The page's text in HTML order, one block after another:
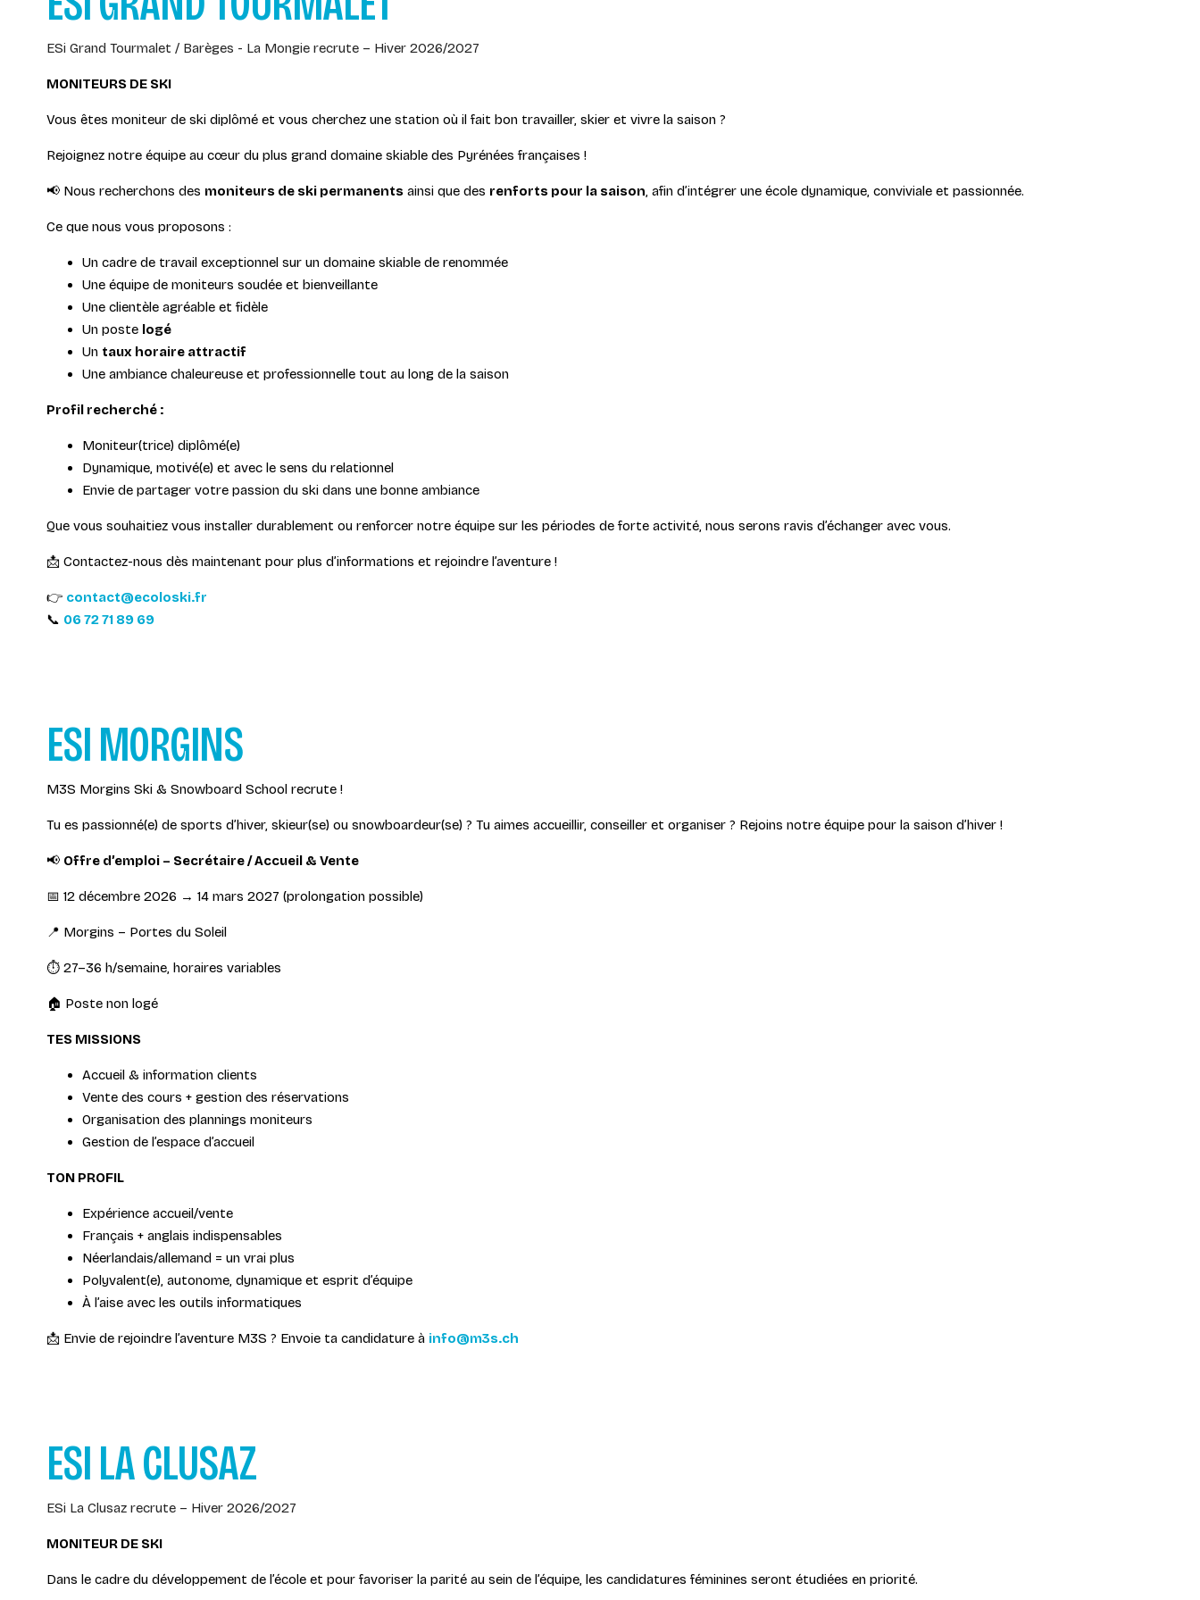
ESi Grand Tourmalet / Barèges - La Mongie recrute – Hiver 2026/2027
MONITEURS DE SKI
Vous êtes moniteur de ski diplômé et vous cherchez une station où il fait bon travailler, skier et vivre la saison ?
Rejoignez notre équipe au cœur du plus grand domaine skiable des Pyrénées françaises !
📢 Nous recherchons des moniteurs de ski permanents ainsi que des renforts pour la saison, afin d’intégrer une école dynamique, conviviale et passionnée.
Ce que nous vous proposons :
Un cadre de travail exceptionnel sur un domaine skiable de renommée
Une équipe de moniteurs soudée et bienveillante
Une clientèle agréable et fidèle
Un poste logé
Un taux horaire attractif
Une ambiance chaleureuse et professionnelle tout au long de la saison
Profil recherché :
Moniteur(trice) diplômé(e)
Dynamique, motivé(e) et avec le sens du relationnel
Envie de partager votre passion du ski dans une bonne ambiance
Que vous souhaitiez vous installer durablement ou renforcer notre équipe sur les périodes de forte activité, nous serons ravis d’échanger avec vous.
📩 Contactez-nous dès maintenant pour plus d’informations et rejoindre l’aventure !
👉 contact@ecoloski.fr
📞 06 72 71 89 69
ESI MORGINS
M3S Morgins Ski & Snowboard School recrute !
Tu es passionné(e) de sports d’hiver, skieur(se) ou snowboardeur(se) ? Tu aimes accueillir, conseiller et organiser ? Rejoins notre équipe pour la saison d’hiver !
📢 Offre d’emploi – Secrétaire / Accueil & Vente
📅 12 décembre 2026 → 14 mars 2027 (prolongation possible)
📍 Morgins – Portes du Soleil
⏱ 27–36 h/semaine, horaires variables
🏠 Poste non logé
TES MISSIONS
Accueil & information clients
Vente des cours + gestion des réservations
Organisation des plannings moniteurs
Gestion de l’espace d’accueil
TON PROFIL
Expérience accueil/vente
Français + anglais indispensables
Néerlandais/allemand = un vrai plus
Polyvalent(e), autonome, dynamique et esprit d’équipe
À l’aise avec les outils informatiques
📩 Envie de rejoindre l’aventure M3S ? Envoie ta candidature à info@m3s.ch
ESI LA CLUSAZ
ESi La Clusaz recrute – Hiver 2026/2027
MONITEUR DE SKI
Dans le cadre du développement de l’école et pour favoriser la parité au sein de l’équipe, les candidatures féminines seront étudiées en priorité.